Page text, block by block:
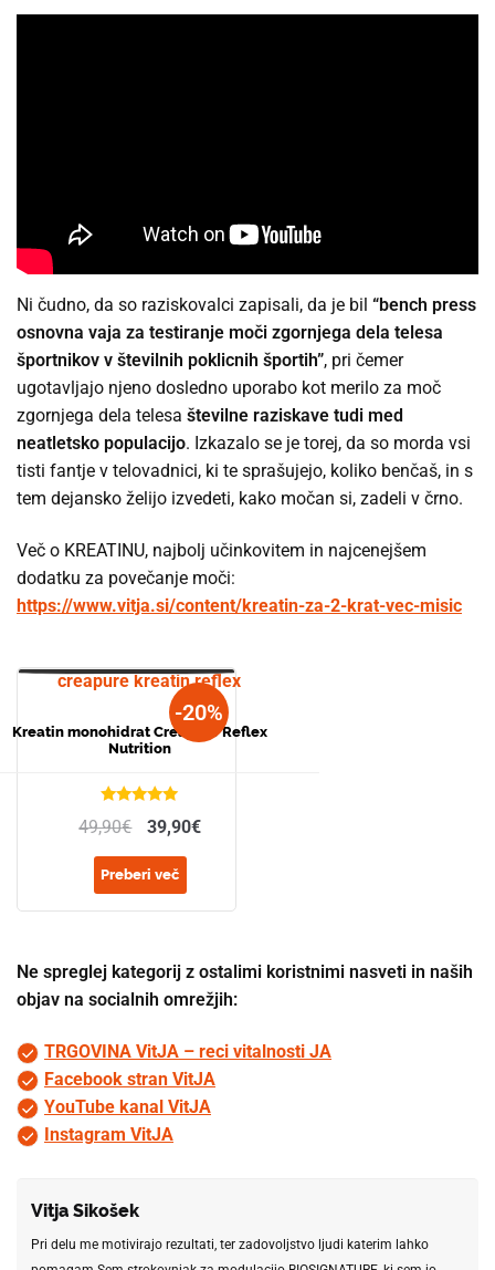
Ni čudno, da so raziskovalci zapisali, da je bil “bench press
osnovna vaja za testiranje moči zgornjega dela telesa
športnikov v številnih poklicnih športih”, pri čemer
ugotavljajo njeno dosledno uporabo kot merilo za moč
zgornjega dela telesa številne raziskave tudi med
neatletsko populacijo. Izkazalo se je torej, da so morda vsi
tisti fantje v telovadnici, ki te sprašujejo, koliko benčaš, in s
tem dejansko želijo izvedeti, kako močan si, zadeli v črno.
Več o KREATINU, najbolj učinkovitem in najcenejšem
dodatku za povečanje moči:
https://www.vitja.si/content/kreatin-za-2-krat-vec-misic
-20%
Kreatin monohidrat Creapure Reflex
Nutrition
od 5
49,90€ 39,90€
Preberi več
Ne spreglej kategorij z ostalimi koristnimi nasveti in naših
objav na socialnih omrežjih:
TRGOVINA VitJA – reci vitalnosti JA
Facebook stran VitJA
YouTube kanal VitJA
Instagram VitJA
Vitja Sikošek
Pri delu me motivirajo rezultati, ter zadovoljstvo ljudi katerim lahko